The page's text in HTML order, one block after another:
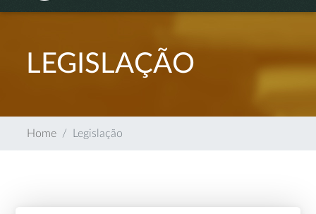
LEGISLAÇÃO
Home Legislação